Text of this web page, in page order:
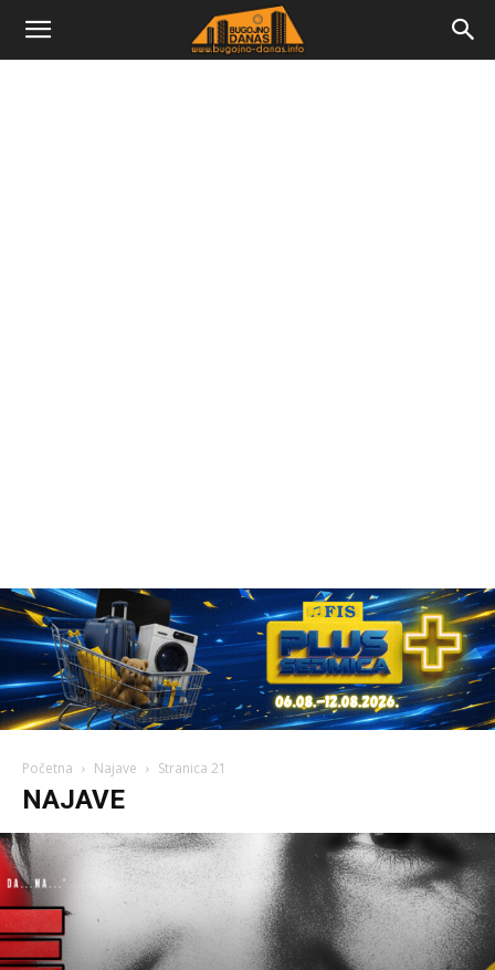
Bugojno
Početna Najave Stranica 21
NAJAVE